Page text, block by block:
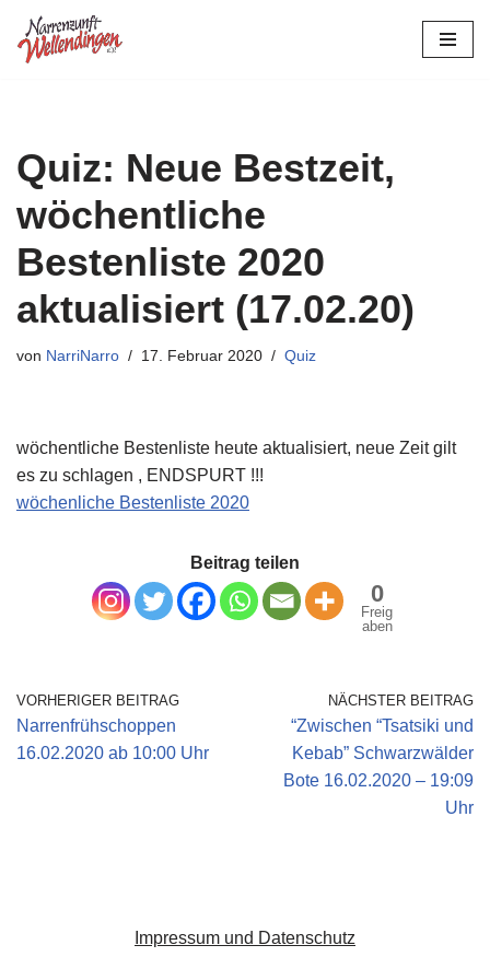
Zum
Quiz: Neue Bestzeit,
wöchentliche
Bestenliste 2020
aktualisiert (17.02.20)
von NarriNarro 17. Februar 2020 Quiz
wöchentliche Bestenliste heute aktualisiert, neue Zeit gilt
es zu schlagen , ENDSPURT !!!
wöchenliche Bestenliste 2020
Beitrag teilen
0
Freig
aben
VORHERIGER BEITRAG
Narrenfrühschoppen
16.02.2020 ab 10:00 Uhr
NÄCHSTER BEITRAG
“Zwischen “Tsatsiki und
Kebab” Schwarzwälder
Bote 16.02.2020 – 19:09
Uhr
Impressum und Datenschutz